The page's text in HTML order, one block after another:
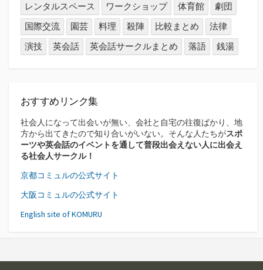
レンタルスペース
ワークショップ 体育館
劇団
国際交流
園芸 料理 殺陣 比較まとめ
法律
演技
英会話 英会話サークルまとめ 落語 銭湯
おすすめリンク集
社会人になって出会いが無い、会社と自宅の往復ばかり、地
方から出てきたので知り合いがいない。そんな人たちがスポ
ーツや英会話のイベントを通して普段出会えない人に出会え
る社会人サークル！
京都コミュルの公式サイト
大阪コミュルの公式サイト
English site of KOMURU